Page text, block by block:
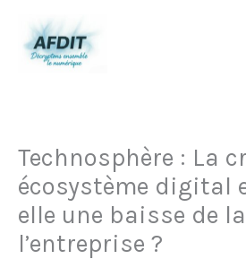
contenu
Technosphère : La
écosystème digital
elle une baisse de
l’entreprise ?